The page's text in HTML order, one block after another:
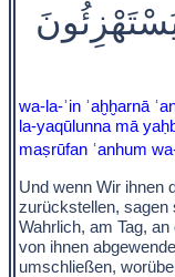
wa-la-ʾin ʾaḫḫarnā
la-yaqūlunna mā
maṣrūfan ʿanhum
Und wenn Wir ihnen
zurückstellen, sagen
Wahrlich, am Tag,
von ihnen
umschließen,